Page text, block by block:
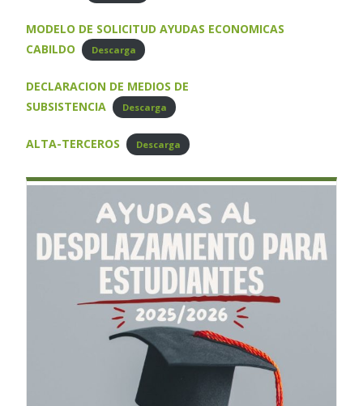
MODELO DE SOLICITUD AYUDAS ECONOMICAS
CABILDO
Descarga
DECLARACION DE MEDIOS DE
SUBSISTENCIA
Descarga
ALTA-TERCEROS Descarga